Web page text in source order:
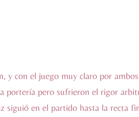
con el juego muy claro por
portería pero sufrieron el rigor
siguió en el partido hasta la recta